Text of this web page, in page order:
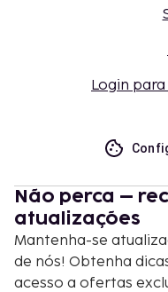
Login
Não perca –
atualizações
Mantenha-se
de nós! Obtenha
acesso a ofertas